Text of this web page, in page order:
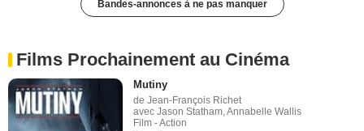
Bandes-annonces à ne pas manquer
Films Prochainement au Cinéma
Mutiny
de Jean-François Richet
avec Jason Statham, Annabelle Wallis
Film - Action